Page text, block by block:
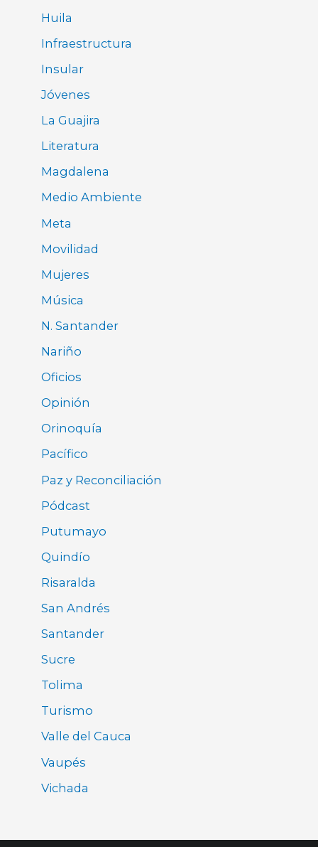
Huila
Infraestructura
Insular
Jóvenes
La Guajira
Literatura
Magdalena
Medio Ambiente
Meta
Movilidad
Mujeres
Música
N. Santander
Nariño
Oficios
Opinión
Orinoquía
Pacífico
Paz y Reconciliación
Pódcast
Putumayo
Quindío
Risaralda
San Andrés
Santander
Sucre
Tolima
Turismo
Valle del Cauca
Vaupés
Vichada